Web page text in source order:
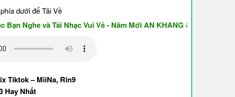
dưới để Tải Về
và Tải Nhạc Vui Vẻ - Năm Mới AN KHANG & THỊNH VƯỢNG ♥♥♥
Tiktok – MiiNa, Rin9
Hay Nhất